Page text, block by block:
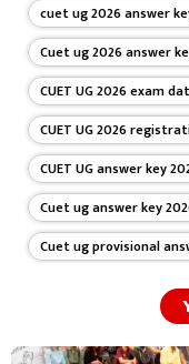
cuet ug 2026 answer
Cuet ug 2026 answer
CUET UG 2026 exam
CUET UG 2026
CUET UG answer key
Cuet ug answer key
Cuet ug provisional